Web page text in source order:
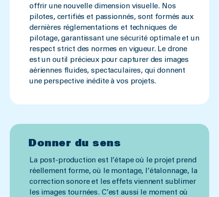
offrir une nouvelle dimension visuelle. Nos
pilotes, certifiés et passionnés, sont formés aux
dernières réglementations et techniques de
pilotage, garantissant une sécurité optimale et un
respect strict des normes en vigueur. Le drone
est un outil précieux pour capturer des images
aériennes fluides, spectaculaires, qui donnent
une perspective inédite à vos projets.
Donner du sens
La post-production est l’étape où le projet prend
réellement forme, où le montage, l’étalonnage, la
correction sonore et les effets viennent sublimer
les images tournées. C’est aussi le moment où